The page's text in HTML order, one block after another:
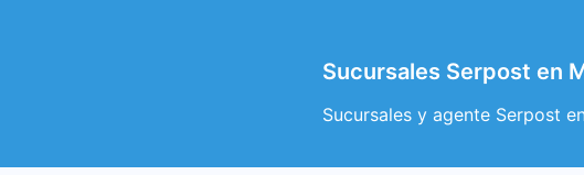
Sucursales Serpost en
Sucursales y agente Serpost